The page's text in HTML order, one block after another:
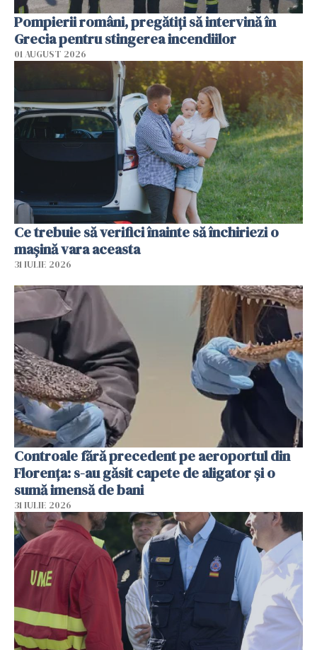
Pompierii români, pregătiţi să intervină în
Grecia pentru stingerea incendiilor
01 AUGUST 2026
Ce trebuie să verifici înainte să închiriezi o
mașină vara aceasta
31 IULIE 2026
Controale fără precedent pe aeroportul din
Florența: s-au găsit capete de aligator și o
sumă imensă de bani
31 IULIE 2026